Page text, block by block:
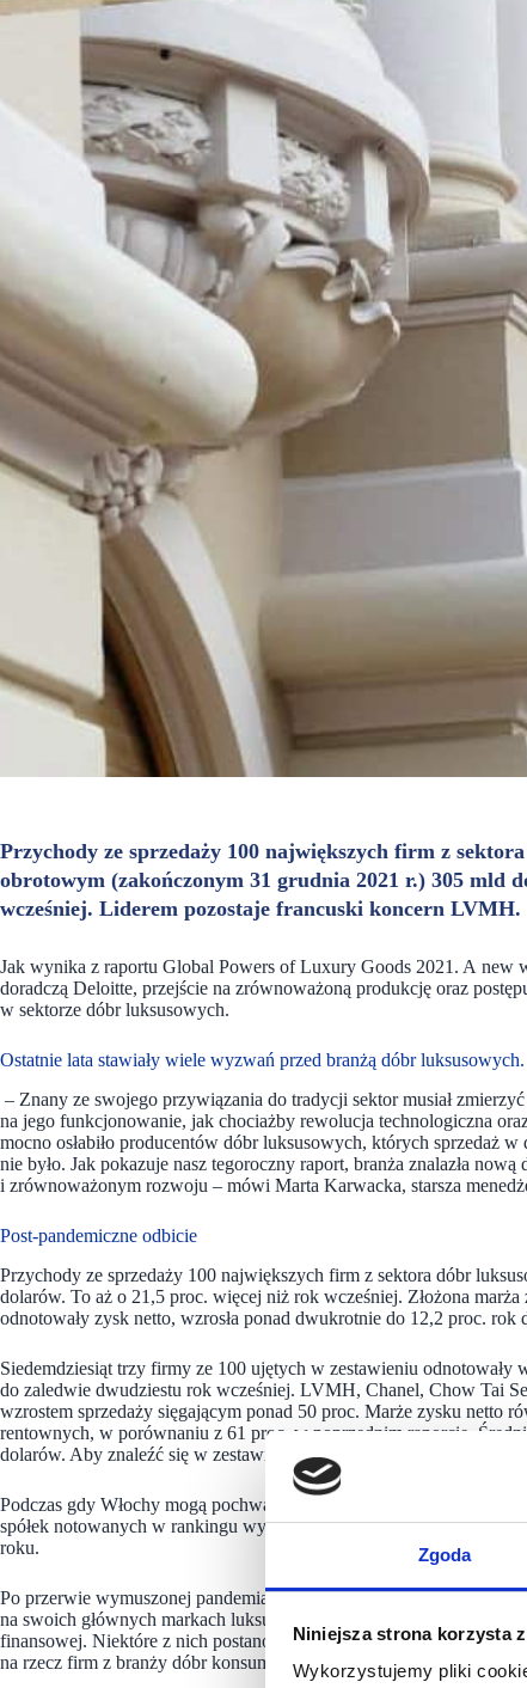
Zgoda
Niniejsza strona korzysta
Wykorzystujemy pliki
Przychody ze sprzedaży 100 największych firm z
obrotowym (zakończonym 31 grudnia 2021 r.) 305 mld
wcześniej. Liderem pozostaje francuski koncern LVMH.
Jak wynika z raportu Global Powers of Luxury Goods 2021. A new
doradczą Deloitte, przejście na zrównoważoną produkcję oraz
w sektorze dóbr luksusowych.
Ostatnie lata stawiały wiele wyzwań przed branżą dóbr luksusowych.
– Znany ze swojego przywiązania do tradycji sektor musiał
na jego funkcjonowanie, jak chociażby rewolucja technologiczna
mocno osłabiło producentów dóbr luksusowych, których sprzedaż
nie było. Jak pokazuje nasz tegoroczny raport, branża znalazła
i zrównoważonym rozwoju – mówi Marta Karwacka, starsza
Post-pandemiczne odbicie
Przychody ze sprzedaży 100 największych firm z sektora dóbr
dolarów. To aż o 21,5 proc. więcej niż rok wcześniej. Złożona
odnotowały zysk netto, wzrosła ponad dwukrotnie do 12,2 proc.
Siedemdziesiąt trzy firmy ze 100 ujętych w zestawieniu
do zaledwie dwudziestu rok wcześniej. LVMH, Chanel, Chow Tai
wzrostem sprzedaży sięgającym ponad 50 proc. Marże zysku netto
rentownych, w porównaniu z 61 proc. w poprzednim raporcie.
dolarów. Aby znaleźć się w zestawieniu, należało osiągnąć
Podczas gdy Włochy mogą pochwalić się największą liczbą
spółek notowanych w rankingu wygenerowało ponad 1/3
roku.
Po przerwie wymuszonej pandemią nastąpił wzrost aktywności w
na swoich głównych markach luksusowych oraz poszukiwać
finansowej. Niektóre z nich postanowiły porzucić działalność
na rzecz firm z branży dóbr konsumpcyjnych oraz funduszy private